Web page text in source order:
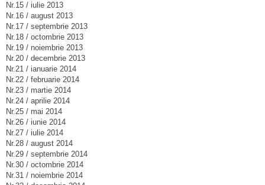
Nr.15 / iulie 2013
Nr.16 / august 2013
Nr.17 / septembrie 2013
Nr.18 / octombrie 2013
Nr.19 / noiembrie 2013
Nr.20 / decembrie 2013
Nr.21 / ianuarie 2014
Nr.22 / februarie 2014
Nr.23 / martie 2014
Nr.24 / aprilie 2014
Nr.25 / mai 2014
Nr.26 / iunie 2014
Nr.27 / iulie 2014
Nr.28 / august 2014
Nr.29 / septembrie 2014
Nr.30 / octombrie 2014
Nr.31 / noiembrie 2014